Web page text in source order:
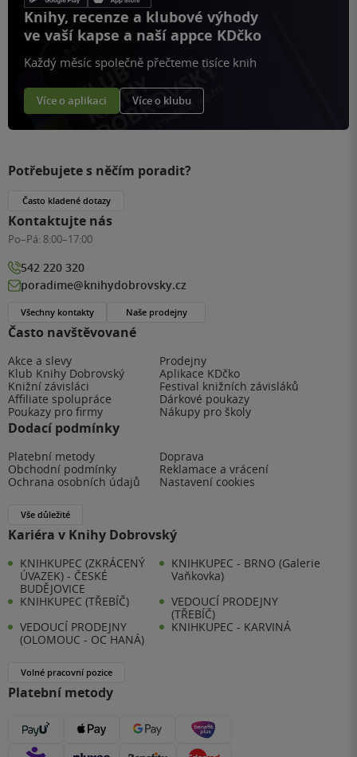
Knihy, recenze a klubové výhody
ve vaší kapse a naší appce KDčko
Každý měsíc společně přečteme tisíce knih
Více o aplikaci Více o klubu
Často navštěvované
Akce a slevy
Prodejny
Klub Knihy Dobrovský
Aplikace KDčko
Knižní závisláci
Festival knižních závisláků
Affiliate spolupráce
Dárkové poukazy
Poukazy pro firmy
Nákupy pro školy
Dodací podmínky
Platební metody
Doprava
Obchodní podmínky
Reklamace a vrácení
Ochrana osobních údajů
Nastavení cookies
Vše důležité
Kariéra v Knihy Dobrovský
KNIHKUPEC (ZKRÁCENÝ
ÚVAZEK) - ČESKÉ
BUDĚJOVICE
KNIHKUPEC - BRNO (Galerie
Vaňkovka)
KNIHKUPEC (TŘEBÍČ)
VEDOUCÍ PRODEJNY
(TŘEBÍČ)
VEDOUCÍ PRODEJNY
(OLOMOUC - OC HANÁ)
KNIHKUPEC - KARVINÁ
Volné pracovní pozice
Platební metody
Potřebujete s něčím poradit?
Často kladené dotazy
Kontaktujte nás
Po–Pá: 8:00–17:00
542 220 320
poradime@knihydobrovsky.cz
Všechny kontakty Naše prodejny